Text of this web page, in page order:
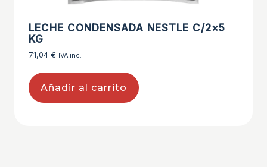
LECHE CONDENSADA NESTLE C/2×5
KG
71,04 € IVA inc.
Añadir al carrito